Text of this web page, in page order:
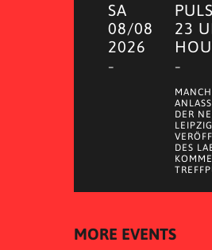
SA
08/08
2026
–
23
–
DER
DES
MORE EVENTS